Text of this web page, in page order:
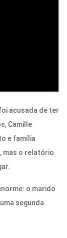
acusada de ter
Camille
e família
mas o relatório
o marido
segunda